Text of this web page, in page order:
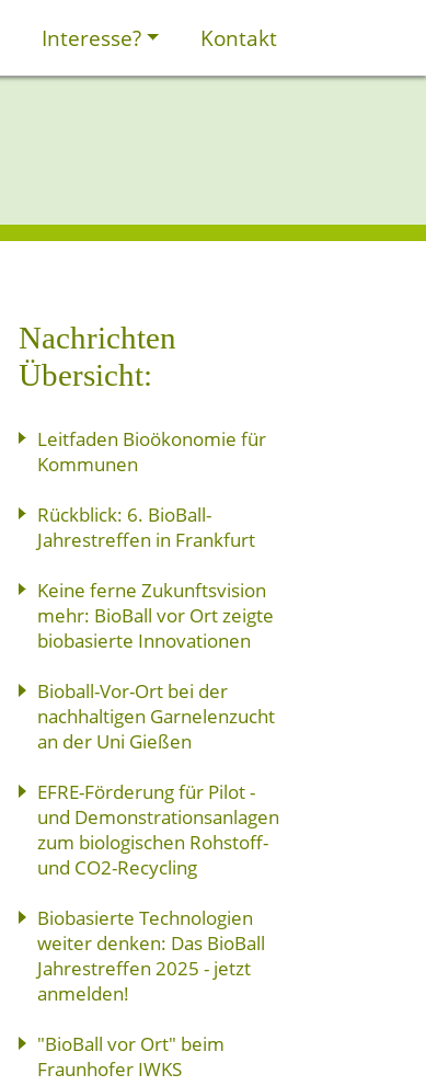
Interesse? Kontakt
Nachrichten
Übersicht:
Leitfaden Bioökonomie für
Kommunen
Rückblick: 6. BioBall-
Jahrestreffen in Frankfurt
Keine ferne Zukunftsvision
mehr: BioBall vor Ort zeigte
biobasierte Innovationen
Bioball-Vor-Ort bei der
nachhaltigen Garnelenzucht
an der Uni Gießen
EFRE-Förderung für Pilot -
und Demonstrationsanlagen
zum biologischen Rohstoff-
und CO2-Recycling
Biobasierte Technologien
weiter denken: Das BioBall
Jahrestreffen 2025 - jetzt
anmelden!
"BioBall vor Ort" beim
Fraunhofer IWKS